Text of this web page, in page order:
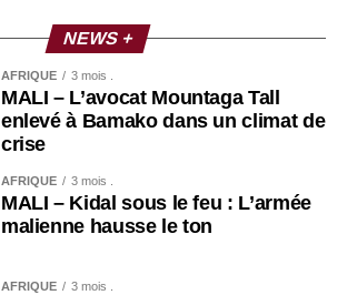
NEWS +
AFRIQUE 3 mois .
MALI – L’avocat Mountaga Tall
enlevé à Bamako dans un climat de
crise
AFRIQUE 3 mois .
MALI – Kidal sous le feu : L’armée
malienne hausse le ton
AFRIQUE 3 mois .